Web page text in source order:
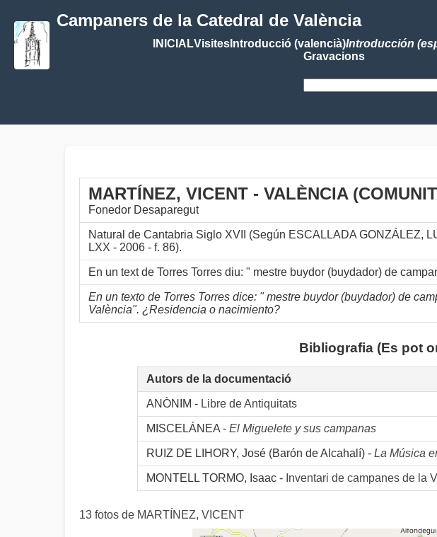
Campaners de la Catedral de València
INICIALVisitesIntroducció (valencià)Introducción
Gravacions
MARTÍNEZ, VICENT - VALÈNCIA
Fonedor Desaparegut
Natural de Cantabria Siglo XVII (Según ESCALLADA GONZÁLEZ,
LXX - 2006 - f. 86).
En un text de Torres Torres diu: " mestre buydor (buydador) de
En un texto de Torres Torres dice: " mestre buydor (buydador) de
València". ¿Residencia o nacimiento?
Bibliografia (Es pot
Autors de la documentació
ANÒNIM - Libre de Antiquitats
MISCELÁNEA - El Miguelete y sus campanas
RUIZ DE LIHORY, José (Barón de Alcahalí) - La Música
MONTELL TORMO, Isaac - Inventari de campanes de la
13 fotos de MARTÍNEZ, VICENT